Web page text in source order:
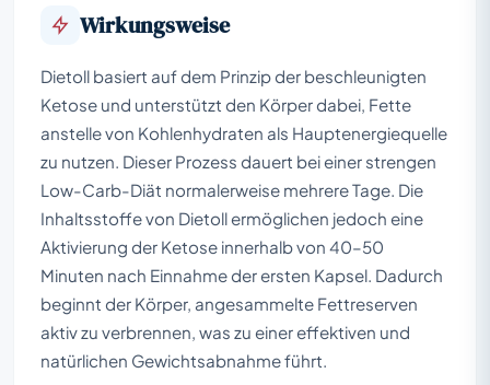
Wirkungsweise
Dietoll basiert auf dem Prinzip der beschleunigten
Ketose und unterstützt den Körper dabei, Fette
anstelle von Kohlenhydraten als Hauptenergiequelle
zu nutzen. Dieser Prozess dauert bei einer strengen
Low-Carb-Diät normalerweise mehrere Tage. Die
Inhaltsstoffe von Dietoll ermöglichen jedoch eine
Aktivierung der Ketose innerhalb von 40–50
Minuten nach Einnahme der ersten Kapsel. Dadurch
beginnt der Körper, angesammelte Fettreserven
aktiv zu verbrennen, was zu einer effektiven und
natürlichen Gewichtsabnahme führt.